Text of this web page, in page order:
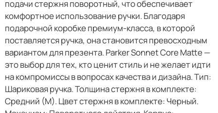
подачи стержня поворотный, что обеспечивает
комфортное использование ручки. Благодаря
подарочной коробке премиум-класса, в которой
поставляется ручка, она становится превосходным
вариантом для презента. Parker Sonnet Core Matte —
это выбор для тех, кто ценит стиль и не желает идти
на компромиссы в вопросах качества и дизайна. Тип:
Шариковая ручка. Толщина стержня в комплекте:
Средний (М). Цвет стержня в комплекте: Черный.